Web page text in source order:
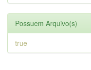
Possuem Arquivo(s)
true